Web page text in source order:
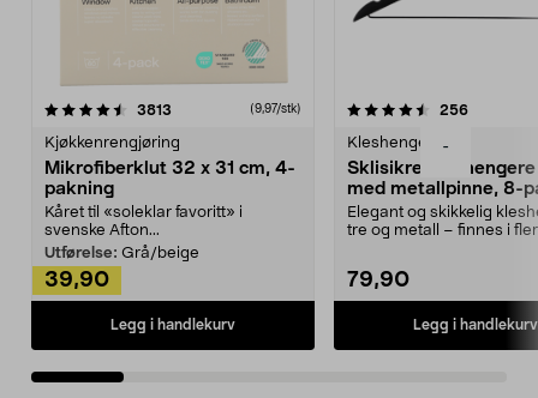
-
3813 anmeldelser(9,97/stk)
Kjøkkenrengjøring
Mikrofiberklut 32 x 31 cm, 4-
pakning
Kåret til «soleklar favoritt» i
svenske Afton...
Utførelse: Grå/beige
39,90
Legg i handlekurv
4.5av 5 stjerner 256
Kleshengere
Sklisikre
med metallpinne, 8-
Elegant og skikkelig
tre og metall – finnes i
79,90
Legg i handlekurv
4.5av 5 stjerner